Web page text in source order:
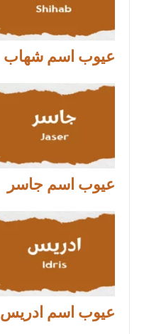
عيوب اسم شهاب
عيوب اسم جاسر
عيوب اسم ادريس